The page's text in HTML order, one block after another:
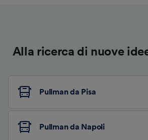
Alla ricerca di nuove
Pullman da Pisa
Pullman da Napoli